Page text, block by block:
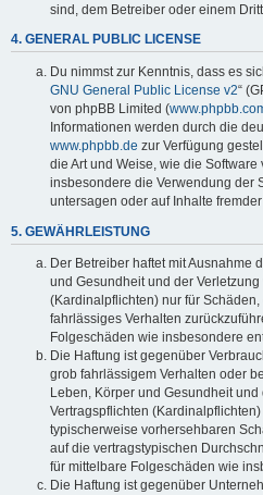
sind, dem Betreiber oder einem
4. GENERAL PUBLIC LICENSE
Du nimmst zur Kenntnis, dass es
GNU General Public License v2“
von phpBB Limited (
Informationen werden durch die
www.phpbb.de zur Verfügung
die Art und Weise, wie die
insbesondere die Verwendung der
untersagen oder auf Inhalte
5. GEWÄHRLEISTUNG
Der Betreiber haftet mit Ausnahme
und Gesundheit und der
(Kardinalpflichten) nur für
fahrlässiges Verhalten
Folgeschäden wie insbesondere
Die Haftung ist gegenüber
grob fahrlässigem Verhalten oder
Leben, Körper und Gesundheit
Vertragspflichten
typischerweise vorhersehbaren
auf die vertragstypischen
für mittelbare Folgeschäden wie
Die Haftung ist gegenüber